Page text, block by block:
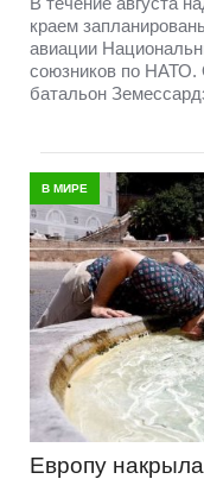
краем
авиации
союзников по НАТО.
батальон
В МИРЕ
Европу